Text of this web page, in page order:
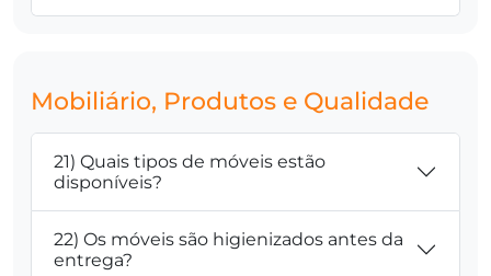
Mobiliário, Produtos e Qualidade
21) Quais tipos de móveis estão
disponíveis?
22) Os móveis são higienizados antes da
entrega?